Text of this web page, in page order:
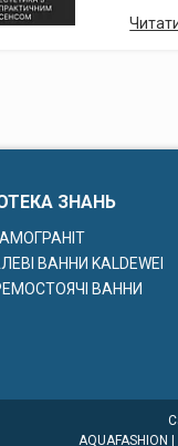
ЗНАНЬ
ВАННИ KALDEWEI
ВАННИ